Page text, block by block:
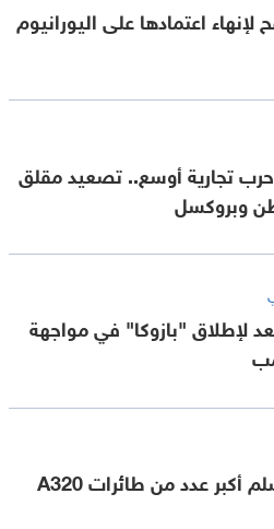
لإنهاء اعتمادها على اليورانيوم
تجارية أوسع.. تصعيد مقلق
وبروكسل
لإطلاق "بازوكا" في مواجهة
إيرباص تسلم أكبر عدد من طائرات A320